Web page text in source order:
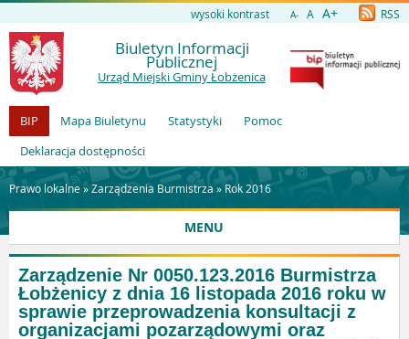
wysoki kontrast A- A A+ RSS
Biuletyn Informacji
Publicznej
Urząd Miejski Gminy Łobżenica
BIP Mapa Biuletynu Statystyki
Pomoc
Deklaracja dostępności
Prawo lokalne »Zarządzenia Burmistrza»Rok 2016
MENU
Zarządzenie Nr 0050.123.2016 Burmistrza
Łobżenicy z dnia 16 listopada 2016 roku w
sprawie przeprowadzenia konsultacji z
organizacjami pozarządowymi oraz